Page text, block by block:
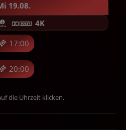
19.08.
17:00
20:00
4K
die Uhrzeit klicken.